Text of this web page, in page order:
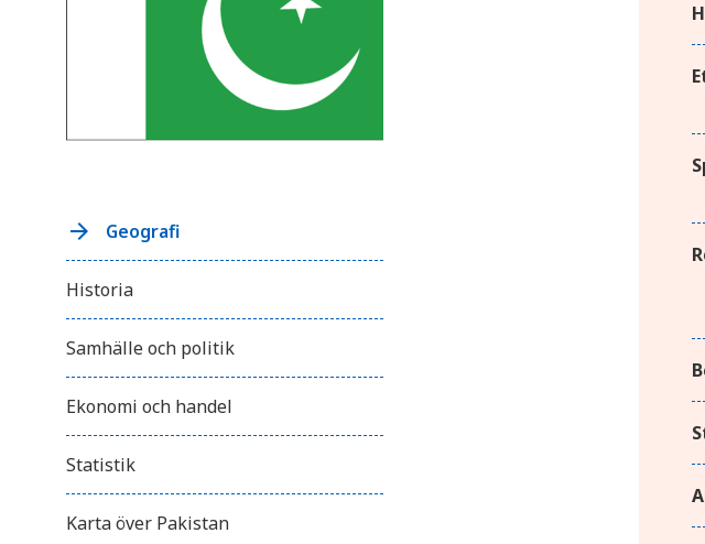
Geografi
Historia
Samhälle och politik
Ekonomi och handel
Statistik
Karta över Pakistan